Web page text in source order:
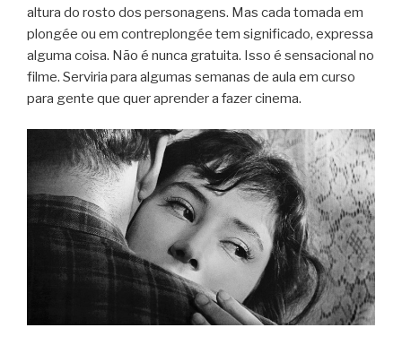
altura do rosto dos personagens. Mas cada tomada em
plongée ou em contreplongée tem significado, expressa
alguma coisa. Não é nunca gratuita. Isso é sensacional no
filme. Serviria para algumas semanas de aula em curso
para gente que quer aprender a fazer cinema.